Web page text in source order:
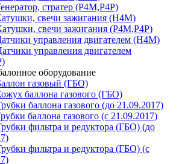
стратер (Р4М,Р4Р)
свечи зажигания (Н4М)
свечи зажигания (Р4М,Р4Р)
управления двигателем (Н4М)
управления двигателем
оборудование
газовый (ГБО)
баллона газового (ГБО)
баллона газового (до 21.09.2017)
баллона газового (с 21.09.2017)
фильтра и редуктора (ГБО) (до
фильтра и редуктора (ГБО) (с